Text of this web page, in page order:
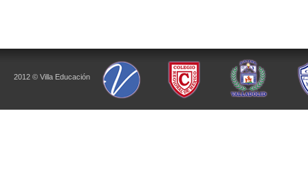
2012 © Villa Educación